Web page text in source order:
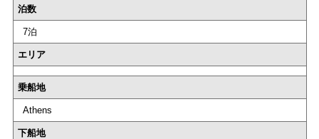
泊数
7泊
エリア
乗船地
Athens
下船地